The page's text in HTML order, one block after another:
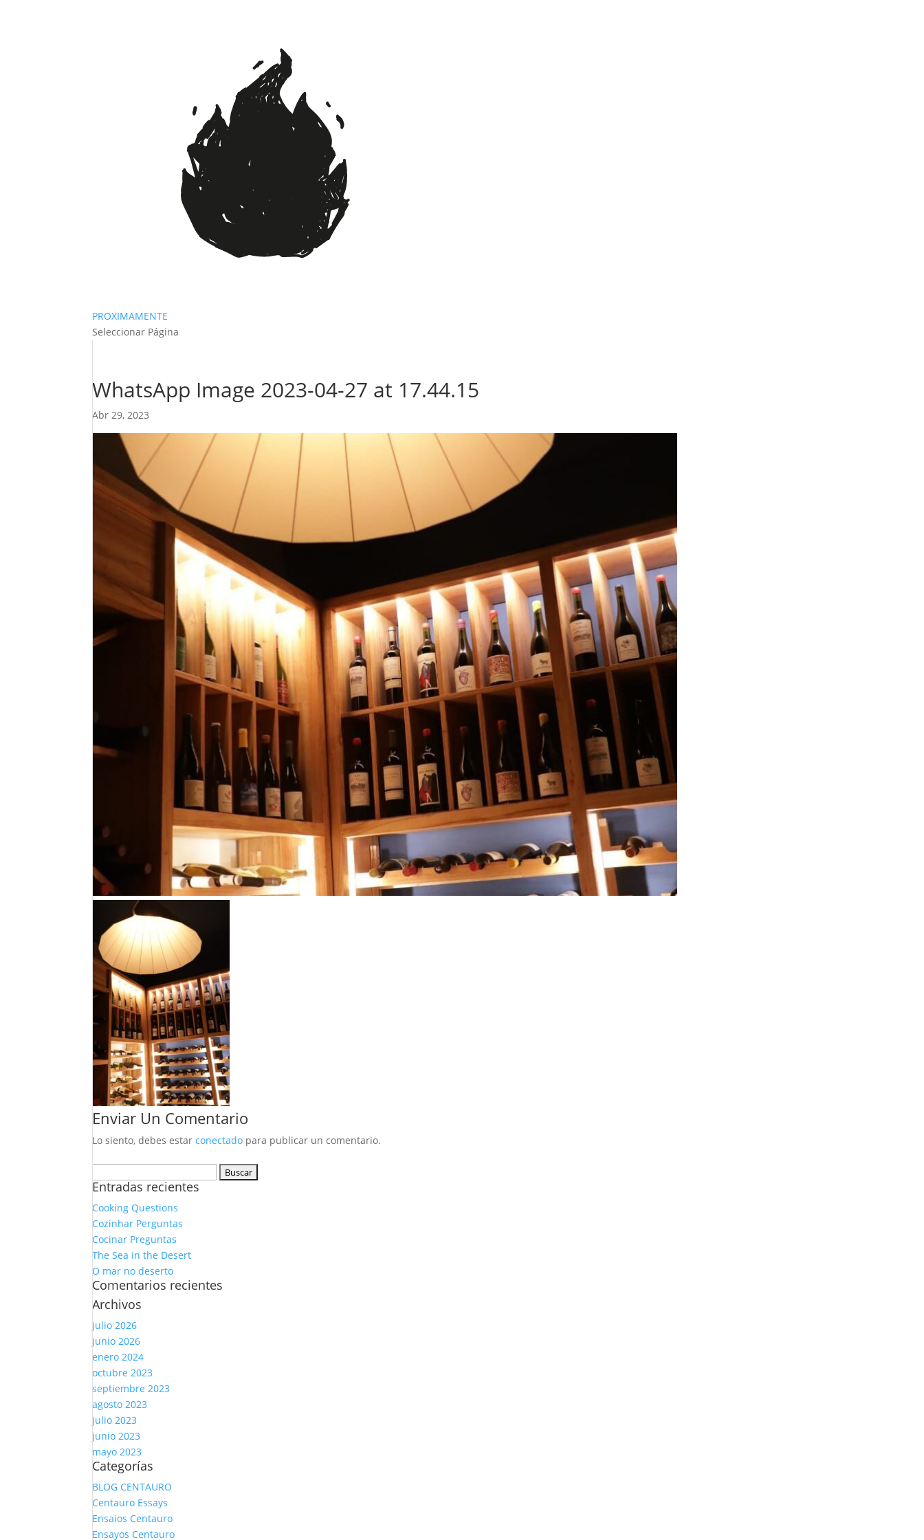
PROXIMAMENTE
Seleccionar Página
WhatsApp Image 2023-04-27 at 17.44.15
Abr 29, 2023
Enviar Un Comentario
Lo siento, debes estarconectado para publicar un comentario.
Entradas recientes
Cooking Questions
Cozinhar Perguntas
Cocinar Preguntas
The Sea in the Desert
O mar no deserto
Comentarios recientes
Archivos
julio 2026
junio 2026
enero 2024
octubre 2023
septiembre 2023
agosto 2023
julio 2023
junio 2023
mayo 2023
Categorías
BLOG CENTAURO
Centauro Essays
Ensaios Centauro
Ensayos Centauro